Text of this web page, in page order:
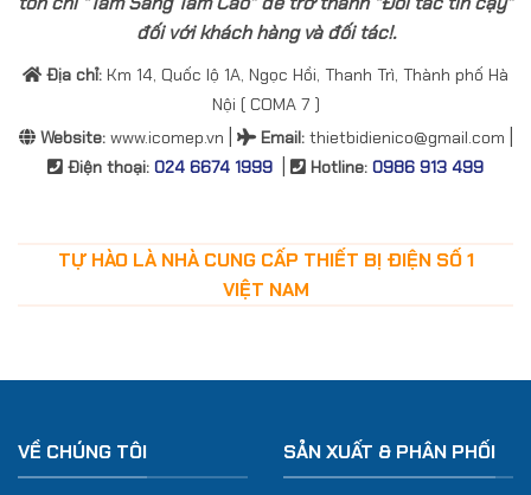
đối với khách hàng và đối tác!.
Địa chỉ: Km 14, Quốc lộ 1A, Ngọc Hồi, Thanh Trì, Thành phố Hà
Nội ( COMA 7 )
Website:www.icomep.vn Email:thietbidienico@gmail.com
Điện thoại: 024 6674 1999 Hotline: 0986 913 499
TỰ HÀO LÀ NHÀ CUNG CẤP THIẾT BỊ ĐIỆN SỐ 1
VIỆT NAM
VỀ CHÚNG TÔI SẢN XUẤT & PHÂN PHỐI